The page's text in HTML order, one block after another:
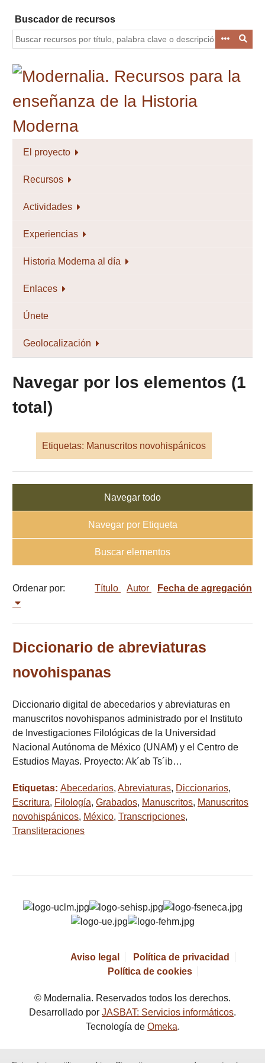
contenido
principal
Buscador de recursos
El proyecto
Recursos
Actividades
Experiencias
Historia Moderna al día
Enlaces
Únete
Geolocalización
Navegar por los elementos (1
total)
Etiquetas: Manuscritos novohispánicos
Navegar todo
Navegar por Etiqueta
Buscar elementos
Ordenar por: Título Autor Fecha de agregación
Diccionario de abreviaturas
novohispanas
Diccionario digital de abecedarios y abreviaturas en
manuscritos novohispanos administrado por el Instituto
de Investigaciones Filológicas de la Universidad
Nacional Autónoma de México (UNAM) y el Centro de
Estudios Mayas. Proyecto: Ak´ab Ts´ib…
Etiquetas: Abecedarios, Abreviaturas, Diccionarios,
Escritura, Filología, Grabados, Manuscritos, Manuscritos
novohispánicos, México, Transcripciones,
Transliteraciones
Aviso legal
Política de privacidad
Política de cookies
© Modernalia. Reservados todos los derechos.
Desarrollado por JASBAT: Servicios informáticos.
Tecnología de Omeka.